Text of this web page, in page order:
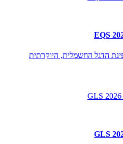
הדגל החשמלית, היוקרתית